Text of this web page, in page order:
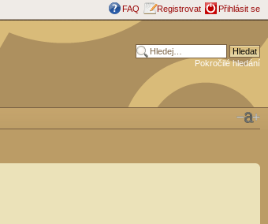
FAQ Registrovat Přihlásit se
Pokročilé hledání